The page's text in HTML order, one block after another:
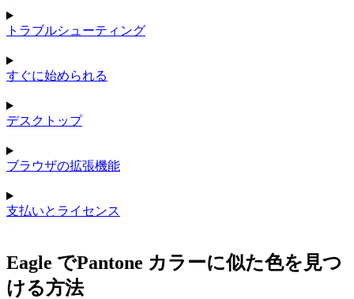
トラブルシューティング
すぐに始められる
デスクトップ
ブラウザの拡張機能
支払いとライセンス
Eagle でPantone カラーに似た色を見つ
ける方法